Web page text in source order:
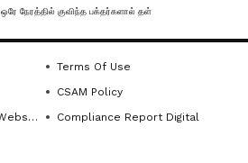
Terms Of Use
CSAM Policy
Compliance Report Digital